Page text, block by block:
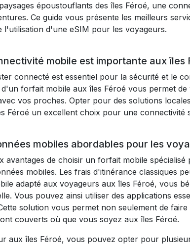
époustouflants des îles Féroé, une
Ce guide vous présente les meilleurs
l'utilisation d'une eSIM pour les voyageurs.
mobile est importante aux îles
connecté est essentiel pour la sécurité et le
forfait mobile aux îles Féroé vous permet
vos proches. Opter pour des solutions
Féroé un excellent choix pour une connectivité
mobiles abordables pour les
avantages de choisir un forfait mobile
mobiles. Les frais d'itinérance classiques
adapté aux voyageurs aux îles Féroé, vous
Vous pouvez ainsi utiliser des applications
solution vous permet non seulement de
couverts où que vous soyez aux îles Féroé.
aux îles Féroé, vous pouvez opter pour